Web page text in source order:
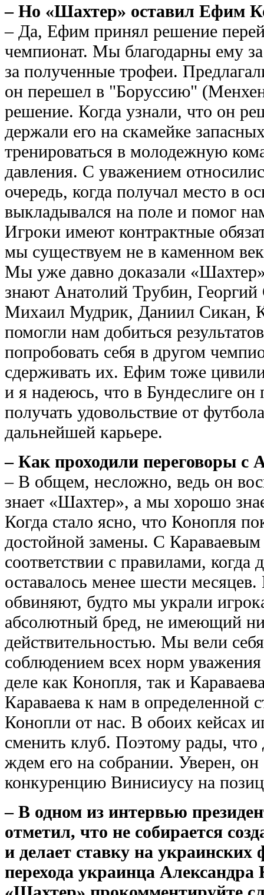
– Но «Шахтер» оставил Ефим
– Да, Ефим принял решение
чемпионат. Мы благодарны ему
за полученные трофеи.
он перешел в "Боруссию"
решение. Когда узнали, что он
держали его на скамейке
тренироваться в молодежную
давления. С уважением
очередь, когда получал место в
выкладывался на поле и помог
Игроки имеют контрактные
мы существуем не в каменном
Мы уже давно доказали
знают Анатолий Трубин, Георгий
Михаил Мудрик, Даниил Сикан,
помогли нам добиться
попробовать себя в другом
сдерживать их. Ефим тоже
и я надеюсь, что в Бундеслиге он
получать удовольствие от
дальнейшей карьере.
– Как проходили переговоры с
– В общем, несложно, ведь он
знает «Шахтер», а мы хорошо
Когда стало ясно, что Конопля
достойной замены. С
соответствии с правилами, когда
оставалось менее шести месяцев.
обвиняют, будто мы украли
абсолютный бред, не имеющий
действительностью. Мы вели
соблюдением всех норм
деле как Конопля, так и
Караваева к нам в определенной
Конопли от нас. В обоих кейсах
сменить клуб. Поэтому рады, что
ждем его на собрании. Уверен, он
конкуренцию Винисиусу на
– В одном из интервью
отметил, что не собирается
и делает ставку на украинских
перехода украинца